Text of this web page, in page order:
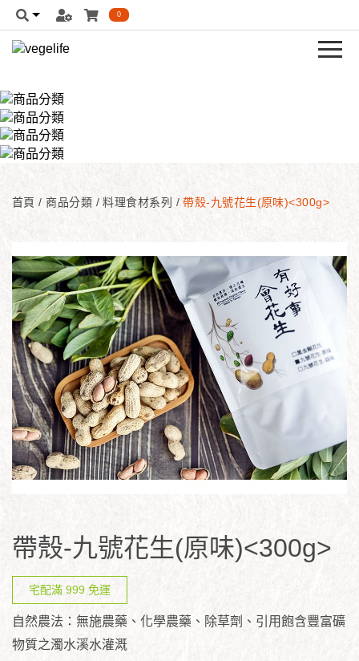
0
首頁/ 商品分類 /料理食材系列 / 帶殼-九號花生(原味)<300g>
帶殼-九號花生(原味)<300g>
宅配滿 999 免運
自然農法：無施農藥、化學農藥、除草劑、引用飽含豐富礦
物質之濁水溪水灌溉